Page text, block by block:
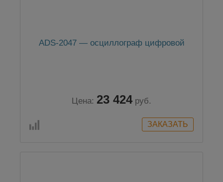
ADS-2047 — осциллограф цифровой
Цена: 23 424 руб.